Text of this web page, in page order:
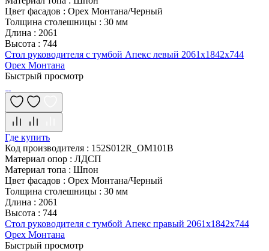
Цвет фасадов : Орех Монтана/Черный
Толщина столешницы : 30 мм
Длина : 2061
Высота : 744
Стол руководителя с тумбой Апекс левый 2061х1842х744
Орех Монтана
Быстрый просмотр
Где купить
Код производителя : 152S012R_OM101B
Материал опор : ЛДСП
Материал топа : Шпон
Цвет фасадов : Орех Монтана/Черный
Толщина столешницы : 30 мм
Длина : 2061
Высота : 744
Стол руководителя с тумбой Апекс правый 2061х1842х744
Орех Монтана
Быстрый просмотр